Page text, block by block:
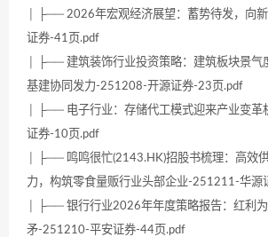
│ ├── 2026年宏观经济展望：蓄势待发，向
证券-41页.pdf
│ ├── 建筑装饰行业投资策略：建筑板块景气
基建协同发力-251208-开源证券-23页.pdf
│ ├── 电子行业：存储代工模式迎来产业变
证券-10页.pdf
│ ├── 鸣鸣很忙(2143.HK)招股书梳理：高效
力，构筑零食量贩行业头部企业-251211-华源
│ ├── 银行行业2026年年度策略报告：红利
矛-251210-平安证券-44页.pdf